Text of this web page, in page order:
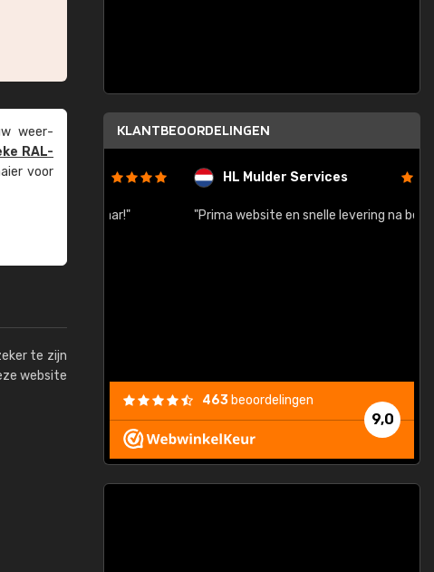
weer­
RAL-
voor
te zijn
website
KLANTBEOORDELINGEN
HL Mulder Services
"Prima website en snelle levering na bestelling"
9,0
463 beoordelingen